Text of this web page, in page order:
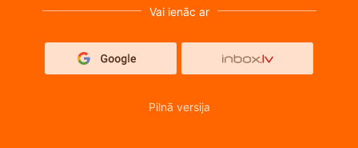
Vai ienāc ar
Pilnā versija